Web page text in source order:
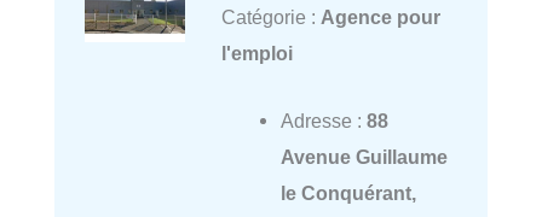
Catégorie : Agence pour
l'emploi
Adresse : 88
Avenue Guillaume
le Conquérant,